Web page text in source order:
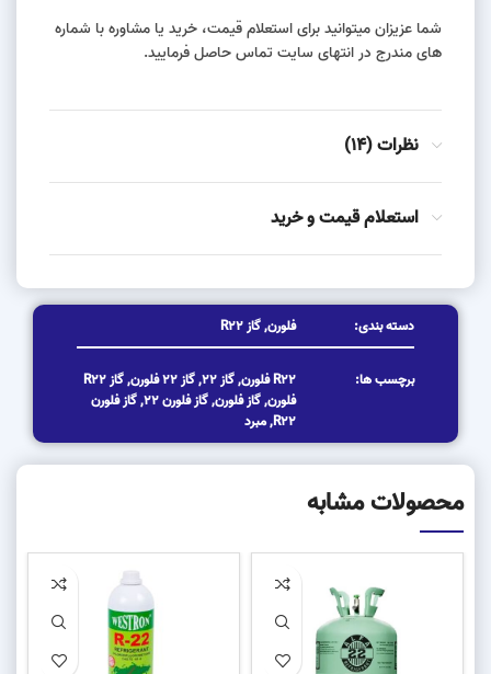
شما عزیزان میتوانید برای استعلام قیمت، خرید یا مشاوره با شماره
های مندرج در انتهای سایت تماس حاصل فرمایید.
نظرات (14)
استعلام قیمت و خرید
دسته بندی: فلورن,گاز R22
برچسب ها: R22 فلورن ,گاز 22 ,گاز 22 فلورن ,
گاز R22
فلورن,گاز فلورن,گاز فلورن 22 ,گاز فلورن
R22
,مبرد
محصولات مشابه